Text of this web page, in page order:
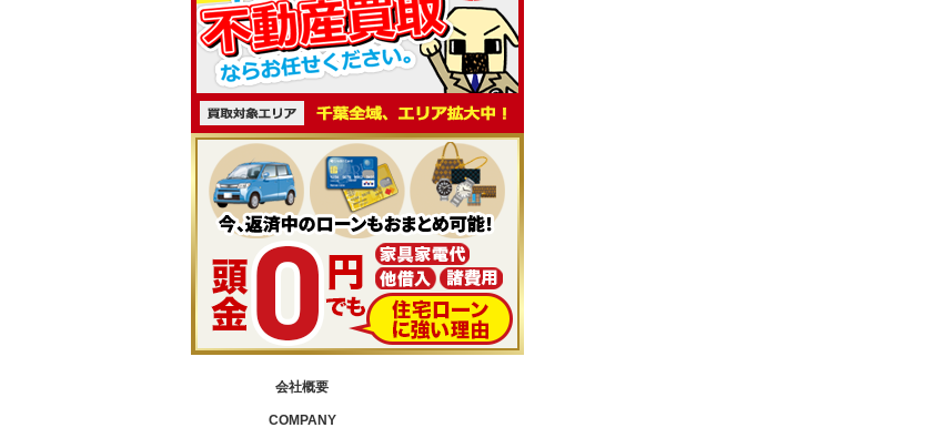
会社概要
COMPANY